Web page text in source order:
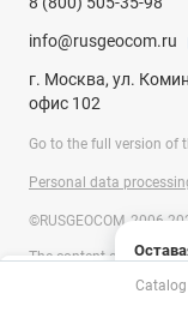
на
info@rusgeocom.ru
г. Москва, ул.
офис 102
Go to the full version of
Personal data
©RUSGEOCOM, 2006-
The content on the site
public offer determined
the Russian
Catalog